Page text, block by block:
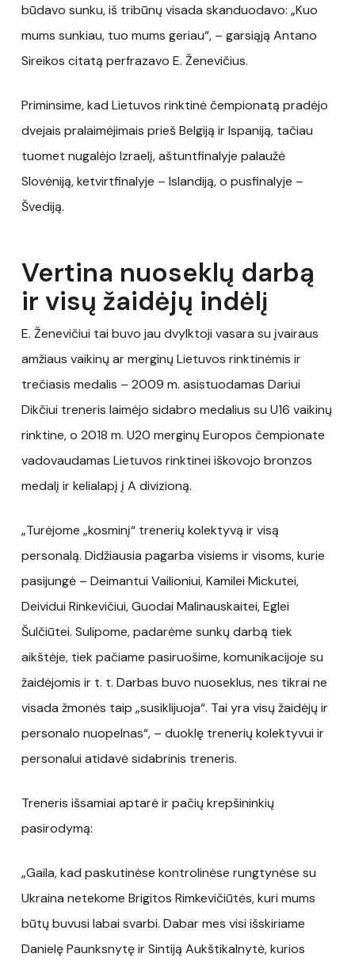
būdavo sunku, iš tribūnų visada skanduodavo: „Kuo
mums sunkiau, tuo mums geriau“, – garsiąją Antano
Sireikos citatą perfrazavo E. Ženevičius.
Priminsime, kad Lietuvos rinktinė čempionatą pradėjo
dvejais pralaimėjimais prieš Belgiją ir Ispaniją, tačiau
tuomet nugalėjo Izraelį, aštuntfinalyje palaužė
Slovėniją, ketvirtfinalyje – Islandiją, o pusfinalyje –
Švediją.
Vertina nuoseklų darbą
ir visų žaidėjų indėlį
E. Ženevičiui tai buvo jau dvylktoji vasara su įvairaus
amžiaus vaikinų ar merginų Lietuvos rinktinėmis ir
trečiasis medalis – 2009 m. asistuodamas Dariui
Dikčiui treneris laimėjo sidabro medalius su U16 vaikinų
rinktine, o 2018 m. U20 merginų Europos čempionate
vadovaudamas Lietuvos rinktinei iškovojo bronzos
medalį ir kelialapį į A divizioną.
„Turėjome „kosminį“ trenerių kolektyvą ir visą
personalą. Didžiausia pagarba visiems ir visoms, kurie
pasijungė – Deimantui Vailioniui, Kamilei Mickutei,
Deividui Rinkevičiui, Guodai Malinauskaitei, Eglei
Šulčiūtei. Sulipome, padarėme sunkų darbą tiek
aikštėje, tiek pačiame pasiruošime, komunikacijoje su
žaidėjomis ir t. t. Darbas buvo nuoseklus, nes tikrai ne
visada žmonės taip „susiklijuoja“. Tai yra visų žaidėjų ir
personalo nuopelnas“, – duoklę trenerių kolektyvui ir
personalui atidavė sidabrinis treneris.
Treneris išsamiai aptarė ir pačių krepšininkių
pasirodymą:
„Gaila, kad paskutinėse kontrolinėse rungtynėse su
Ukraina netekome Brigitos Rimkevičiūtės, kuri mums
būtų buvusi labai svarbi. Dabar mes visi išskiriame
Danielę Paunksnytę ir Sintiją Aukštikalnytė, kurios